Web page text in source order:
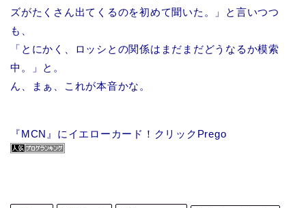
ズがたくさん出てくるのを初めて聞いた。」と言いつつ
も、
「とにかく、ロッシとの関係はまだまだどうなるか模索
中。」と。
ん、まぁ、これが本音かな。
『MCN』にイエローカード！クリックPrego